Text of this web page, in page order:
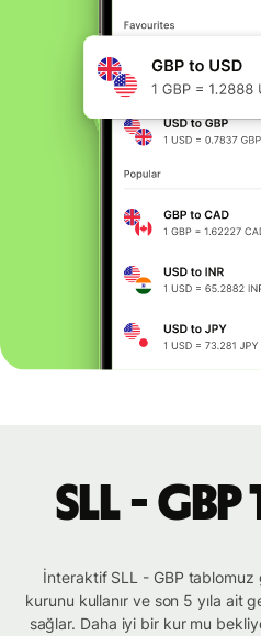
SLL -
İnteraktif SLL - GBP tablomuz
kurunu kullanır ve son 5 yıla ait
sağlar. Daha iyi bir kur mu